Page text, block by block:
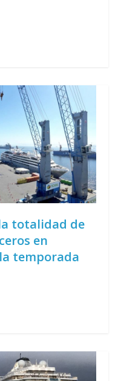
totalidad de
en
temporada